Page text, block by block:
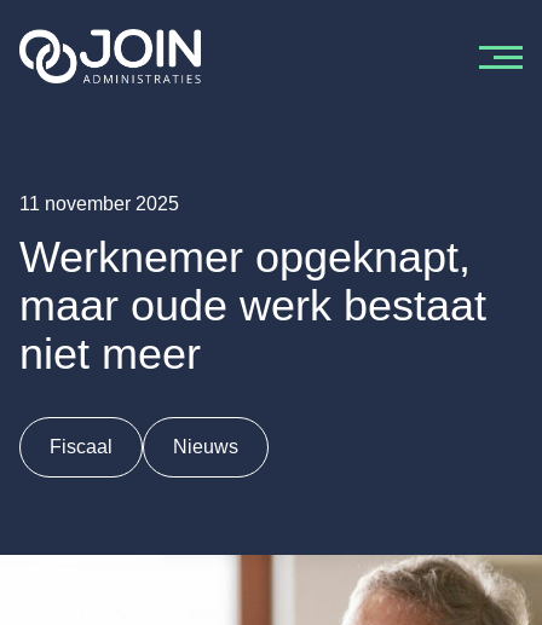
11 november 2025
Werknemer opgeknapt,
maar oude werk bestaat
niet meer
Fiscaal Nieuws